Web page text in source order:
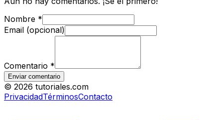
Nombre *
Email (opcional)
Comentario *
Enviar comentario
© 2026 tutoriales.com
PrivacidadTérminosContacto